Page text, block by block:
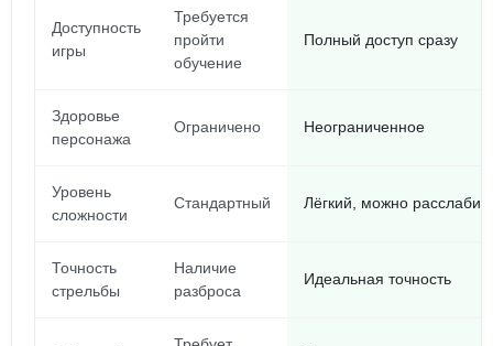
Доступность
игры
Требуется
пройти
обучение
Полный доступ сразу
Здоровье
персонажа
Ограничено Неограниченное
Уровень
сложности
Стандартный Лёгкий, можно
Точность
стрельбы
Наличие
разброса
Идеальная точность